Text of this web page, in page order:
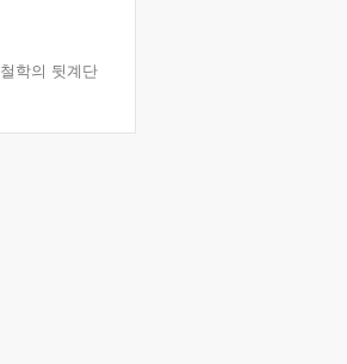
철학의 뒷계단